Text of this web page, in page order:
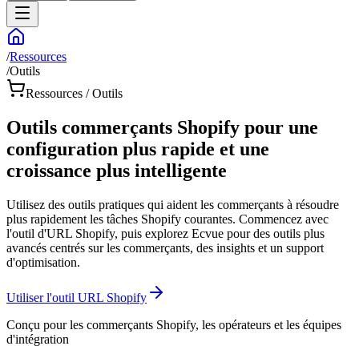
/Ressources
/Outils
Ressources / Outils
Outils commerçants Shopify pour une
configuration plus rapide et une
croissance plus intelligente
Utilisez des outils pratiques qui aident les commerçants à résoudre
plus rapidement les tâches Shopify courantes. Commencez avec
l'outil d'URL Shopify, puis explorez Ecvue pour des outils plus
avancés centrés sur les commerçants, des insights et un support
d'optimisation.
Utiliser l'outil URL Shopify
Conçu pour les commerçants Shopify, les opérateurs et les équipes
d'intégration